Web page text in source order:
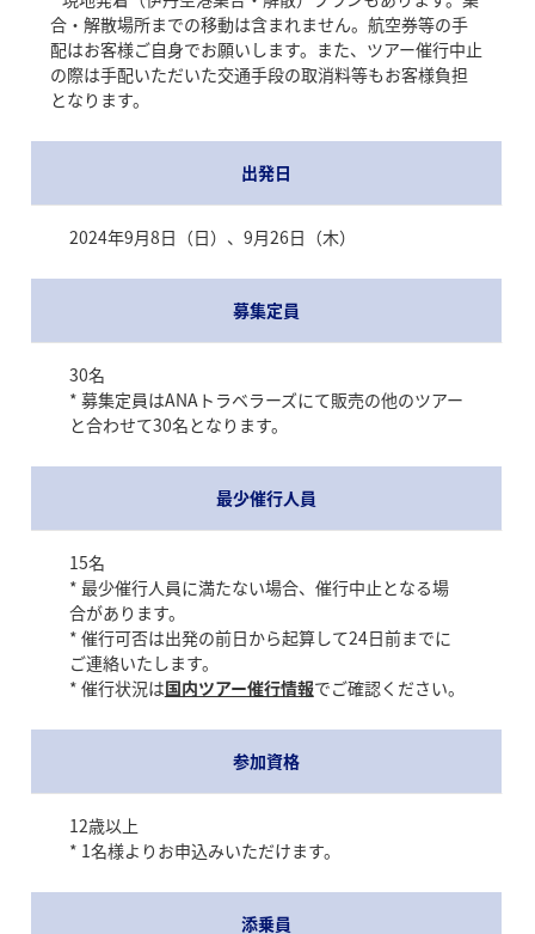
合・解散場所までの移動は含まれません。航空券等の手
配はお客様ご自身でお願いします。また、ツアー催行中止
の際は手配いただいた交通手段の取消料等もお客様負担
となります。
出発日
2024年9月8日（日）、9月26日（木）
募集定員
30名
* 募集定員はANAトラベラーズにて販売の他のツアー
と合わせて30名となります。
最少催行人員
15名
* 最少催行人員に満たない場合、催行中止となる場
合があります。
* 催行可否は出発の前日から起算して24日前までに
ご連絡いたします。
* 催行状況は国内ツアー催行情報でご確認ください。
参加資格
12歳以上
* 1名様よりお申込みいただけます。
添乗員